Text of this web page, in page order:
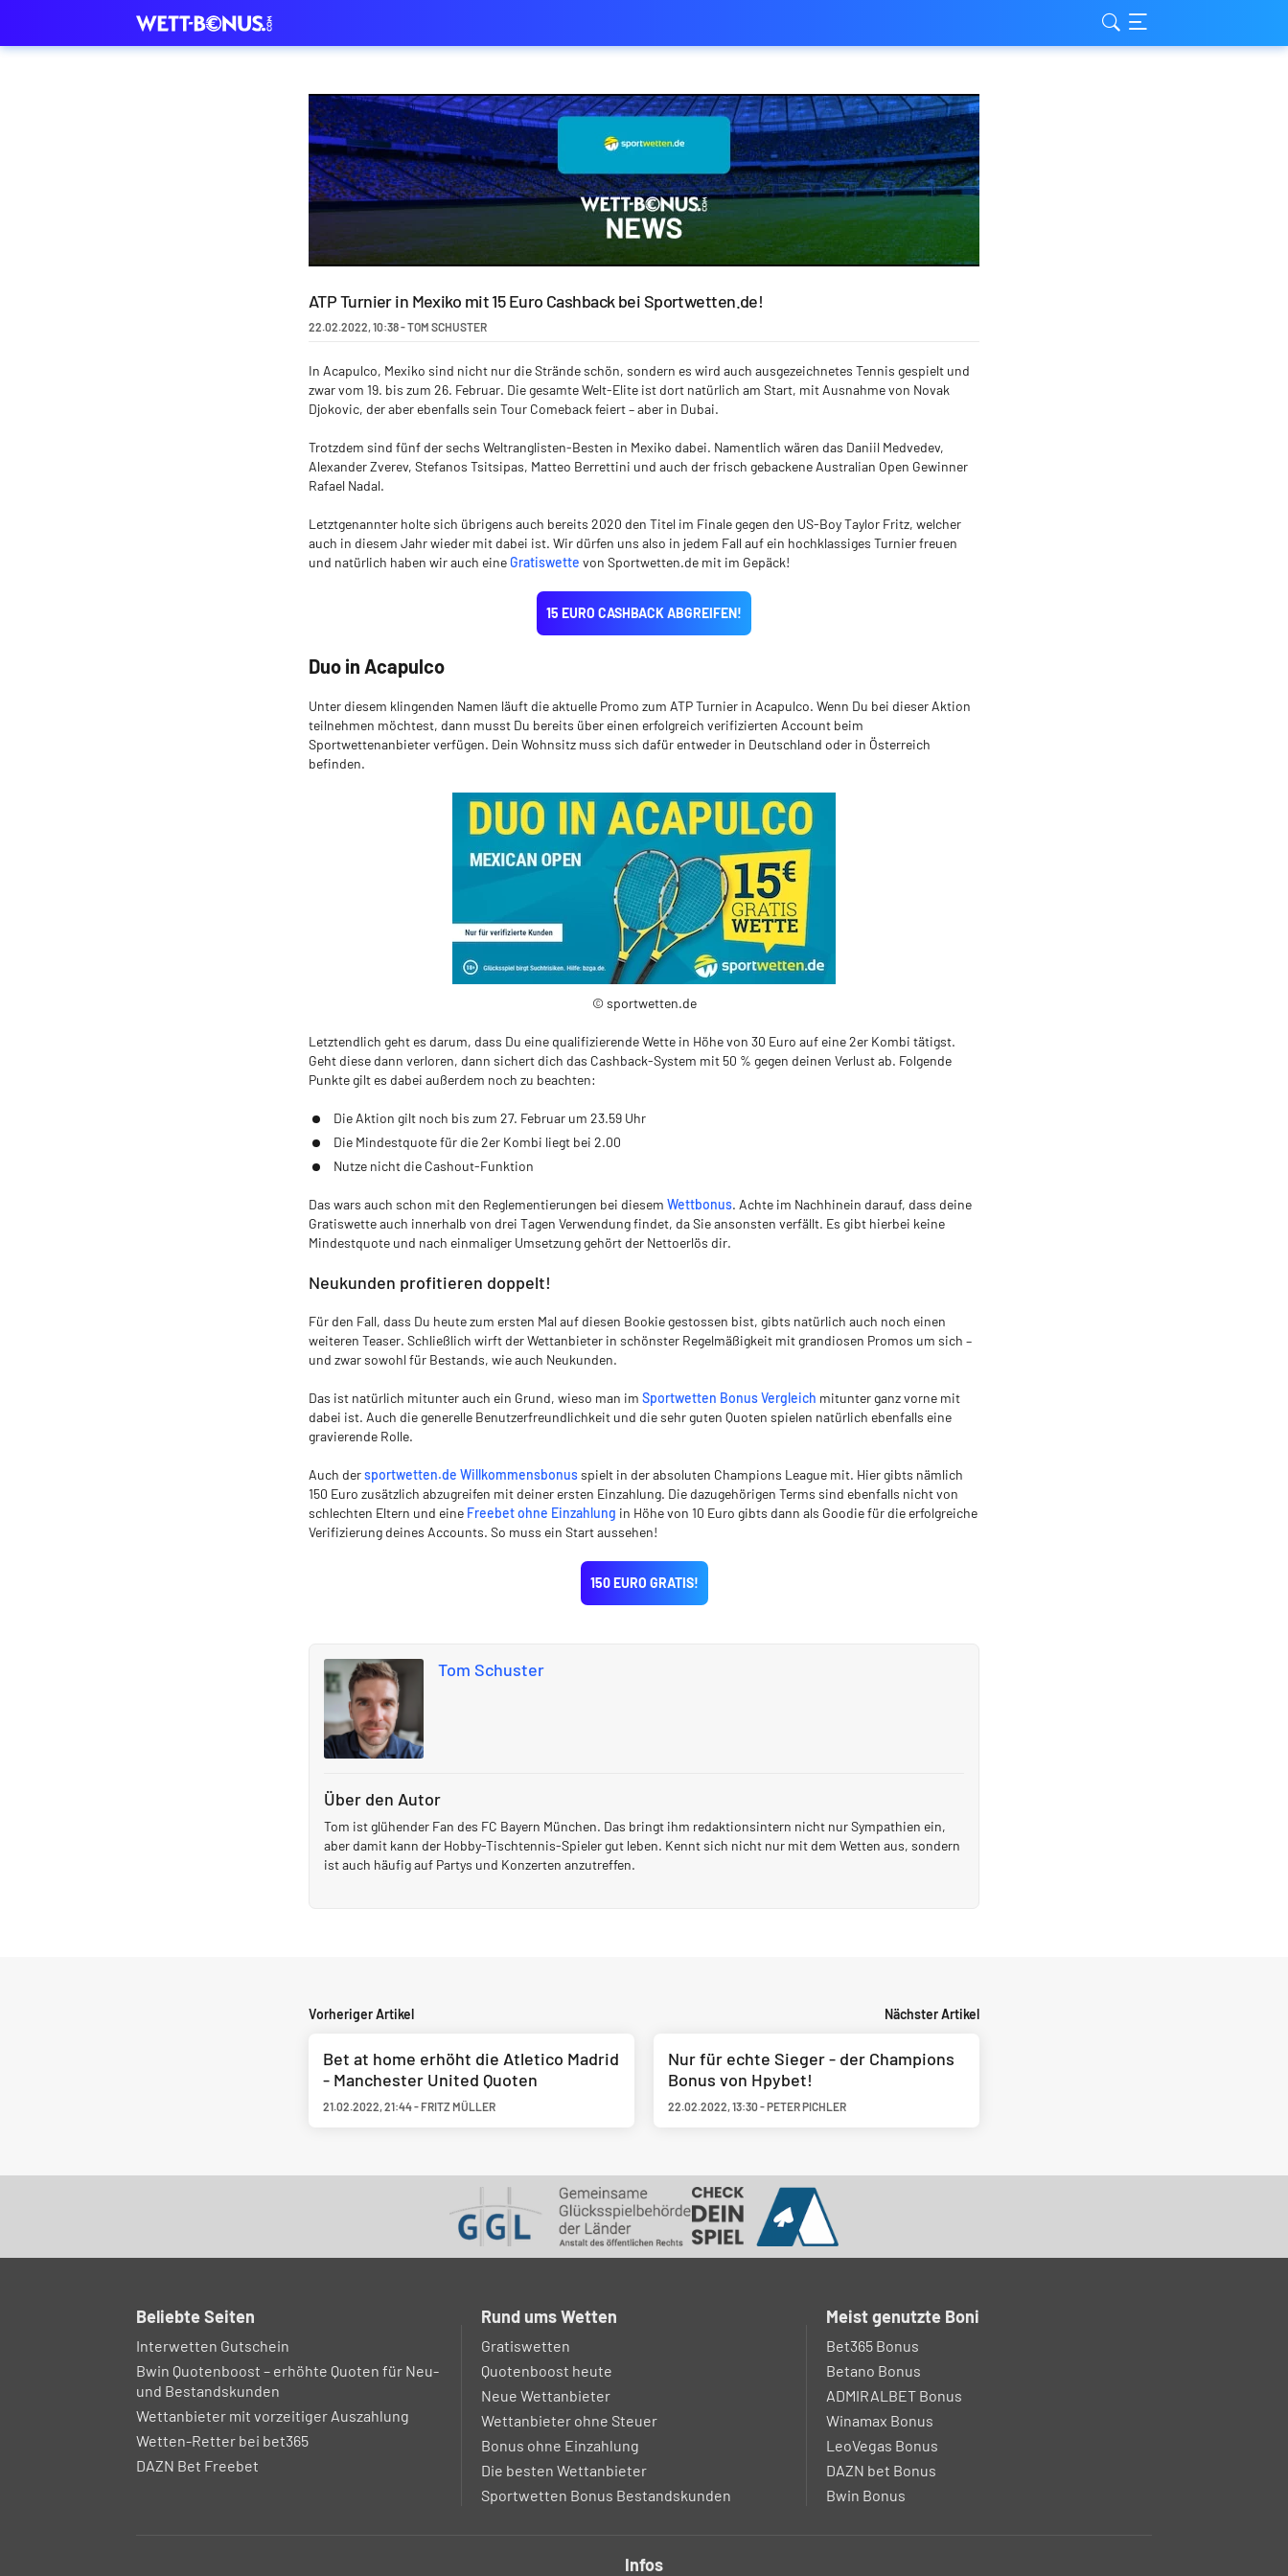
ATP Turnier in Mexiko mit 15 Euro Cashback bei Sportwetten.de!
22.02.2022,10:38-TOM SCHUSTER
In Acapulco, Mexiko sind nicht nur die Strände schön, sondern es wird auch ausgezeichnetes Tennis gespielt und
zwar vom 19. bis zum 26. Februar. Die gesamte Welt-Elite ist dort natürlich am Start, mit Ausnahme von Novak
Djokovic, der aber ebenfalls sein Tour Comeback feiert – aber in Dubai.
Trotzdem sind fünf der sechs Weltranglisten-Besten in Mexiko dabei. Namentlich wären das Daniil Medvedev,
Alexander Zverev, Stefanos Tsitsipas, Matteo Berrettini und auch der frisch gebackene Australian Open Gewinner
Rafael Nadal.
Letztgenannter holte sich übrigens auch bereits 2020 den Titel im Finale gegen den US-Boy Taylor Fritz, welcher
auch in diesem Jahr wieder mit dabei ist. Wir dürfen uns also in jedem Fall auf ein hochklassiges Turnier freuen
und natürlich haben wir auch eineGratiswette von Sportwetten.de mit im Gepäck!
15 EURO CASHBACK ABGREIFEN!
Duo in Acapulco
Unter diesem klingenden Namen läuft die aktuelle Promo zum ATP Turnier in Acapulco. Wenn Du bei dieser Aktion
teilnehmen möchtest, dann musst Du bereits über einen erfolgreich verifizierten Account beim
Sportwettenanbieter verfügen. Dein Wohnsitz muss sich dafür entweder in Deutschland oder in Österreich
befinden.
© sportwetten.de
Letztendlich geht es darum, dass Du eine qualifizierende Wette in Höhe von 30 Euro auf eine 2er Kombi tätigst.
Geht diese dann verloren, dann sichert dich das Cashback-System mit 50 % gegen deinen Verlust ab. Folgende
Punkte gilt es dabei außerdem noch zu beachten:
Die Aktion gilt noch bis zum 27. Februar um 23.59 Uhr
Die Mindestquote für die 2er Kombi liegt bei 2.00
Nutze nicht die Cashout-Funktion
Das wars auch schon mit den Reglementierungen bei diesem Wettbonus. Achte im Nachhinein darauf, dass deine
Gratiswette auch innerhalb von drei Tagen Verwendung findet, da Sie ansonsten verfällt. Es gibt hierbei keine
Mindestquote und nach einmaliger Umsetzung gehört der Nettoerlös dir.
Neukunden profitieren doppelt!
Für den Fall, dass Du heute zum ersten Mal auf diesen Bookie gestossen bist, gibts natürlich auch noch einen
weiteren Teaser. Schließlich wirft der Wettanbieter in schönster Regelmäßigkeit mit grandiosen Promos um sich –
und zwar sowohl für Bestands, wie auch Neukunden.
Das ist natürlich mitunter auch ein Grund, wieso man im Sportwetten Bonus Vergleich mitunter ganz vorne mit
dabei ist. Auch die generelle Benutzerfreundlichkeit und die sehr guten Quoten spielen natürlich ebenfalls eine
gravierende Rolle.
Auch dersportwetten.de Willkommensbonusspielt in der absoluten Champions League mit. Hier gibts nämlich
150 Euro zusätzlich abzugreifen mit deiner ersten Einzahlung. Die dazugehörigen Terms sind ebenfalls nicht von
schlechten Eltern und eine Freebet ohne Einzahlung in Höhe von 10 Euro gibts dann als Goodie für die erfolgreiche
Verifizierung deines Accounts. So muss ein Start aussehen!
150 EURO GRATIS!
Tom Schuster
Über den Autor
Tom ist glühender Fan des FC Bayern München. Das bringt ihm redaktionsintern nicht nur Sympathien ein,
aber damit kann der Hobby-Tischtennis-Spieler gut leben. Kennt sich nicht nur mit dem Wetten aus, sondern
ist auch häufig auf Partys und Konzerten anzutreffen.
Vorheriger Artikel
Bet at home erhöht die Atletico Madrid
- Manchester United Quoten
21.02.2022,21:44- FRITZ MÜLLER
Nächster Artikel
Nur für echte Sieger - der Champions
Bonus von Hpybet!
22.02.2022,13:30-PETER PICHLER
Beliebte Seiten
Interwetten Gutschein
Bwin Quotenboost – erhöhte Quoten für Neu-
und Bestandskunden
Wettanbieter mit vorzeitiger Auszahlung
Wetten-Retter bei bet365
DAZN Bet Freebet
Rund ums Wetten
Gratiswetten
Quotenboost heute
Neue Wettanbieter
Wettanbieter ohne Steuer
Bonus ohne Einzahlung
Die besten Wettanbieter
Sportwetten Bonus Bestandskunden
Meist genutzte Boni
Bet365 Bonus
Betano Bonus
ADMIRALBET Bonus
Winamax Bonus
LeoVegas Bonus
DAZN bet Bonus
Bwin Bonus
Infos